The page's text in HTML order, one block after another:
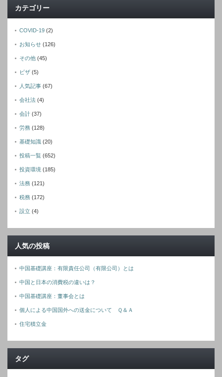
カテゴリー
COVID-19 (2)
お知らせ (126)
その他 (45)
ビザ (5)
人気記事 (67)
会社法 (4)
会計 (37)
労務 (128)
基礎知識 (20)
投稿一覧 (652)
投資環境 (185)
法務 (121)
税務 (172)
設立 (4)
人気の投稿
中国基礎講座：有限責任公司（有限公司）とは
中国と日本の消費税の違いは？
中国基礎講座：董事会とは
個人による中国国外への送金について Ｑ＆Ａ
住宅積立金
タグ